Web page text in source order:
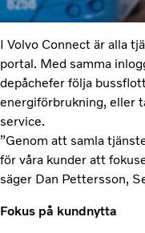
I Volvo Connect är alla
portal. Med samma
depåchefer följa
energiförbrukning, eller
service.
”Genom att samla
för våra kunder att
säger Dan Pettersson,
Fokus på kundnytta